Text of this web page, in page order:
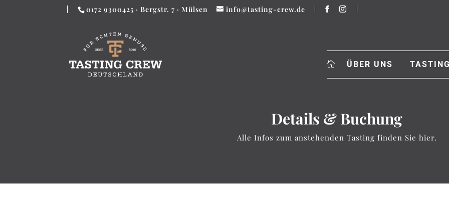
0172 9300425 · Bergstr. 7 · Mülsen info@tasting-crew.de
ÜBER UNS
Details & Buchung
Alle Infos zum anstehenden Tasting finden Sie hier.